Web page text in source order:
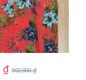
₫ 900,000₫